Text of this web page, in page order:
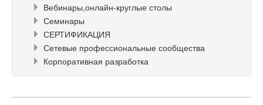
Вебинары,онлайн-круглые столы
Семинары
СЕРТИФИКАЦИЯ
Сетевые профессиональные сообщества
Корпоративная разработка